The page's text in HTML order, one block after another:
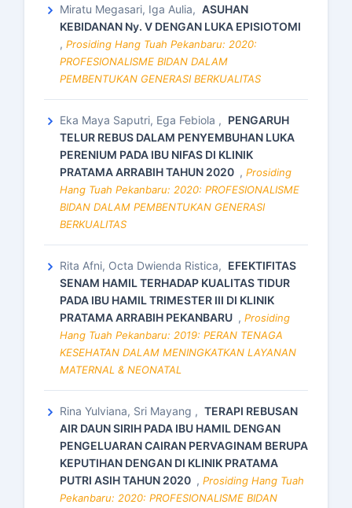
Miratu Megasari, Iga Aulia, ASUHAN
KEBIDANAN Ny. V DENGAN LUKA EPISIOTOMI
, Prosiding Hang Tuah Pekanbaru: 2020:
PROFESIONALISME BIDAN DALAM
PEMBENTUKAN GENERASI BERKUALITAS
Eka Maya Saputri, Ega Febiola , PENGARUH
TELUR REBUS DALAM PENYEMBUHAN LUKA
PERENIUM PADA IBU NIFAS DI KLINIK
PRATAMA ARRABIH TAHUN 2020 , Prosiding
Hang Tuah Pekanbaru: 2020: PROFESIONALISME
BIDAN DALAM PEMBENTUKAN GENERASI
BERKUALITAS
Rita Afni, Octa Dwienda Ristica, EFEKTIFITAS
SENAM HAMIL TERHADAP KUALITAS TIDUR
PADA IBU HAMIL TRIMESTER III DI KLINIK
PRATAMA ARRABIH PEKANBARU , Prosiding
Hang Tuah Pekanbaru: 2019: PERAN TENAGA
KESEHATAN DALAM MENINGKATKAN LAYANAN
MATERNAL & NEONATAL
Rina Yulviana, Sri Mayang , TERAPI REBUSAN
AIR DAUN SIRIH PADA IBU HAMIL DENGAN
PENGELUARAN CAIRAN PERVAGINAM BERUPA
KEPUTIHAN DENGAN DI KLINIK PRATAMA
PUTRI ASIH TAHUN 2020 , Prosiding Hang Tuah
Pekanbaru: 2020: PROFESIONALISME BIDAN